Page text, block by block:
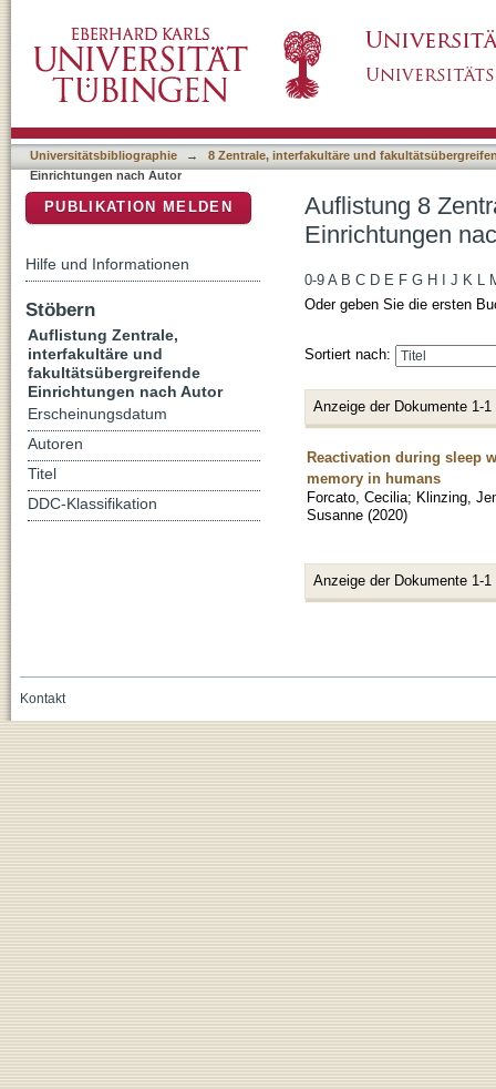
Michael"
Universitätsbibliographie →
8 Zentrale, interfakultäre und
Einrichtungen nach Autor
Auflistung 8
Einrichtungen
0-9 A B C D E F G H J K L
Oder geben Sie die ersten
Sortiert nach:
Anzeige der Dokumente 1-1
Reactivation during sleep
memory in humans
Forcato, Cecilia; Klinzing,
Susanne (2020)
Anzeige der Dokumente 1-1
PUBLIKATION MELDEN
Hilfe und Informationen
Stöbern
Auflistung Zentrale,
interfakultäre und
fakultätsübergreifende
Einrichtungen nach Autor
Erscheinungsdatum
Autoren
Titel
DDC-Klassifikation
Kontakt